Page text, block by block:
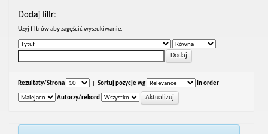
Dodaj filtr:
Uzyj filtrów aby zagęścić wyszukiwanie.
Rezultaty/Strona Sortuj pozycje wg In order
Autorzy/rekord